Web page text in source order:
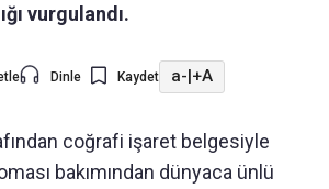
vurgulandı.
Dinle Kaydet a-|+A
coğrafi işaret belgesiyle
bakımından dünyaca ünlü